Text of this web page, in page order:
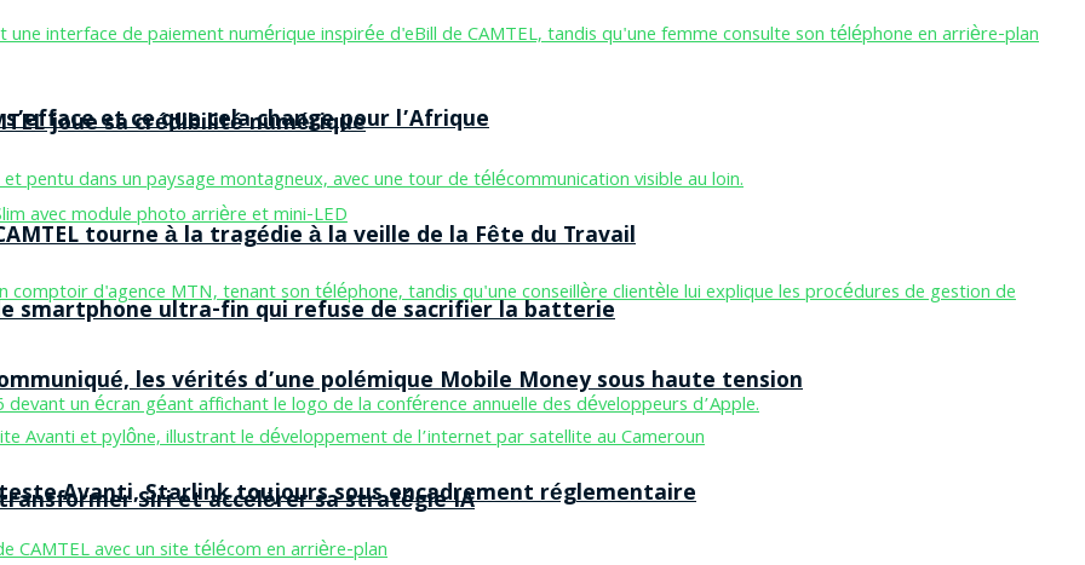
et ce que cela change pour l’Afrique
le smartphone ultra-fin qui refuse de sacrifier la batterie
transformer Siri et accélérer sa stratégie IA
joue sa crédibilité numérique
tourne à la tragédie à la veille de la Fête du Travail
les vérités d’une polémique Mobile Money sous haute tension
Avanti, Starlink toujours sous encadrement réglementaire